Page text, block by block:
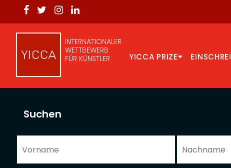
INTERNATIONALER
WETTBEWERB
FÜR KÜNSTLER
YICCA PRIZE
Suchen